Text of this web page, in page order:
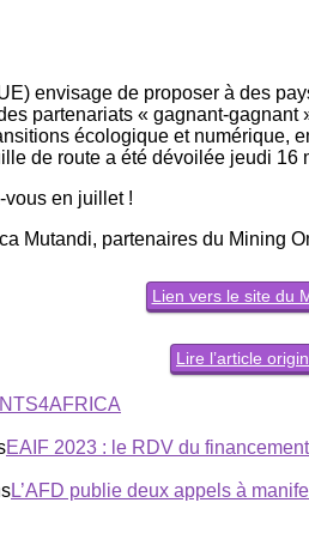
envisage de proposer à des
partenariats « gagnant-
écologique et numérique,
de route a été dévoilée jeudi 16
vous en juillet !
Mutandi, partenaires du Mining
Lien vers le site du
Lire l’article
EAIF 2023 : le RDV du
L’AFD publie deux appels à